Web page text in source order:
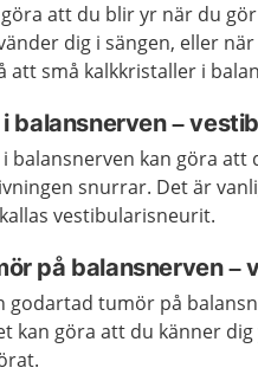
att du blir yr när du
dig i sängen, eller
att små kalkkristaller i
balansnerven –
balansnerven kan göra
snurrar. Det är
vestibularisneurit.
på balansnerven –
godartad tumör på
kan göra att du känner